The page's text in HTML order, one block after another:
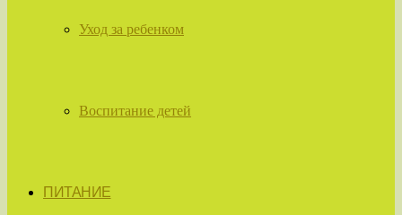
Уход за ребенком
Воспитание детей
ПИТАНИЕ